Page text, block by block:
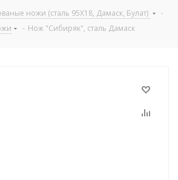
ножи (сталь 95Х18, Дамаск, Булат)
-
- Нож "Сибиряк", сталь Дамаск